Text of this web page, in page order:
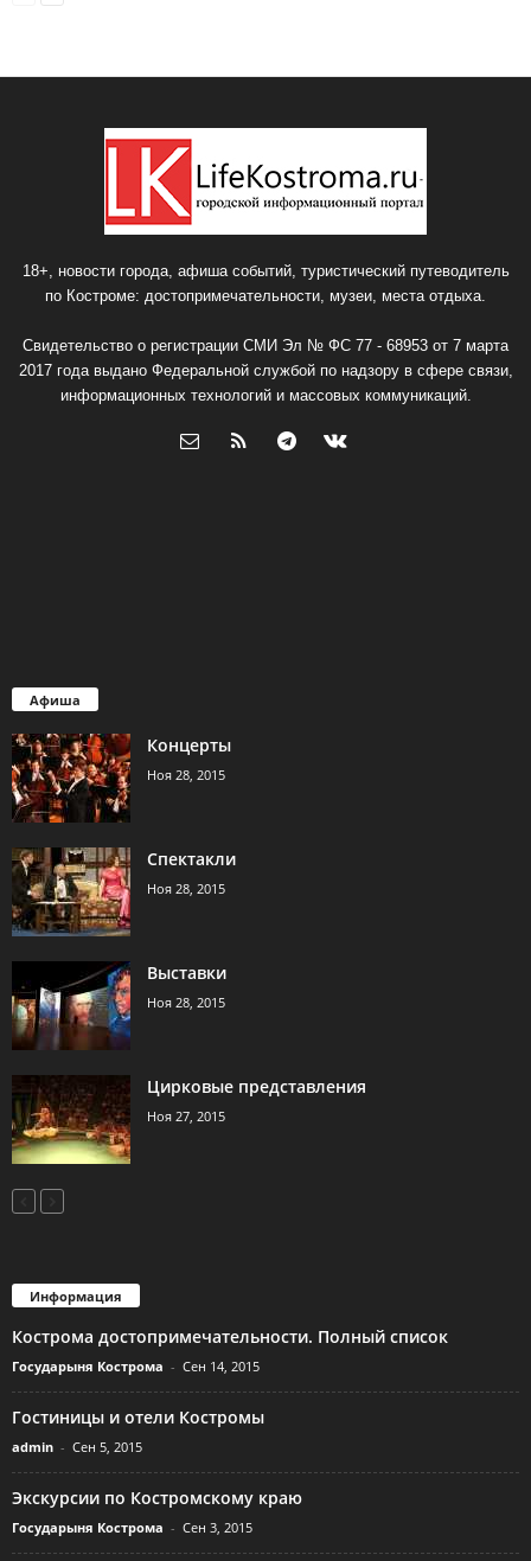
18+, новости города, афиша событий, туристический путеводитель
по Костроме: достопримечательности, музеи, места отдыха.
Свидетельство о регистрации СМИ Эл № ФС 77 - 68953 от 7 марта
2017 года выдано Федеральной службой по надзору в сфере связи,
информационных технологий и массовых коммуникаций.
Афиша
Концерты
Ноя 28, 2015
Спектакли
Ноя 28, 2015
Выставки
Ноя 28, 2015
Цирковые представления
Ноя 27, 2015
Информация
Кострома достопримечательности. Полный список
Государыня Кострома - Сен 14, 2015
Гостиницы и отели Костромы
admin - Сен 5, 2015
Экскурсии по Костромскому краю
Государыня Кострома - Сен 3, 2015